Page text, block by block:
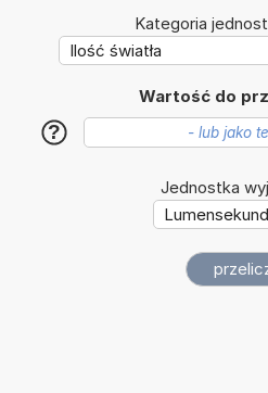
Kategoria
Wartość do
?
Jednostka